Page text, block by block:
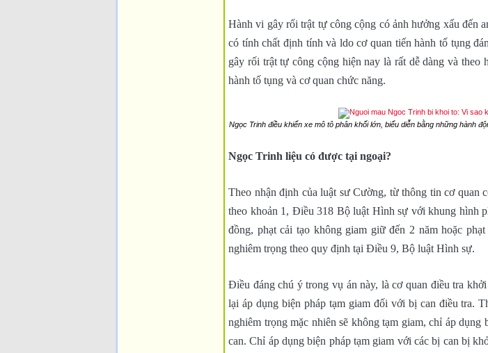
Hành vi gây rối trật tự công cộng có ảnh hưởng xấu đến
có tính chất định tính và ldo cơ quan tiến hành tố tụng
gây rối trật tự công cộng hiện nay là rất dễ dàng và theo
hành tố tụng và cơ quan chức năng.
Ngọc Trinh điều khiển xe mô tô phân khối lớn, biểu diễn bằng những hành
Ngọc Trinh liệu có được tại ngoại?
Theo nhận định của luật sư Cường, từ thông tin cơ quan
theo khoản 1, Điều 318 Bộ luật Hình sự với khung hình
đồng, phạt cải tạo không giam giữ đến 2 năm hoặc
nghiêm trọng theo quy định tại Điều 9, Bộ luật Hình sự.
Điều đáng chú ý trong vụ án này, là cơ quan điều tra
lại áp dụng biện pháp tạm giam đối với bị can điều tra.
nghiêm trọng mặc nhiên sẽ không tạm giam, chỉ áp
can. Chỉ áp dụng biện pháp tạm giam với các bị can bị